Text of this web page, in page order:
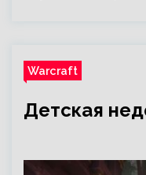
Warcraft
Детская